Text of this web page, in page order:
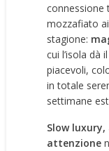
connessione
mozzafiato
stagione:
cui l’isola dà
piacevoli,
in totale
settimane
Slow
attenzione